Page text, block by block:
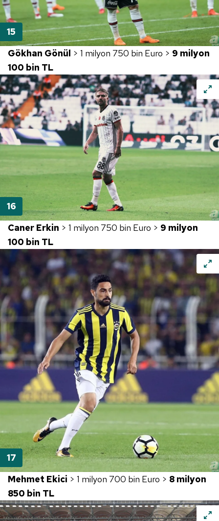
Gökhan Gönül > 1 milyon 750 bin Euro > 9 milyon
100 bin TL
Caner Erkin > 1 milyon 750 bin Euro > 9 milyon
100 bin TL
Mehmet Ekici > 1 milyon 700 bin Euro > 8 milyon
850 bin TL